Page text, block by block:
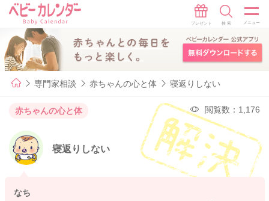
専門家相談 赤ちゃんの心と体 寝返りしない
赤ちゃんの心と体 閲覧数：1,176
寝返りしない
なち